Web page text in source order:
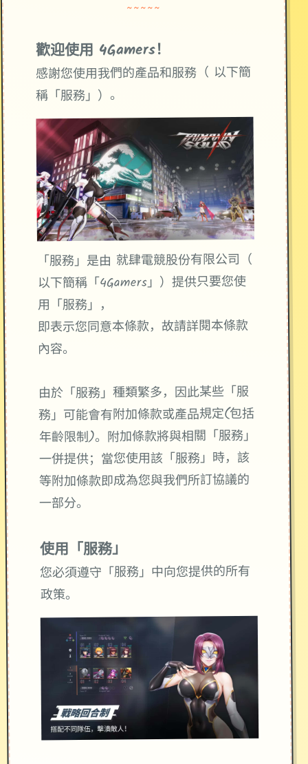
~~~~~
歡迎使用 4Gamers！
感謝您使用我們的產品和服務（ 以下簡
稱「服務」）。
「服務」是由 就肆電競股份有限公司（
以下簡稱「4Gamers」）提供只要您使
用「服務」，
即表示您同意本條款，故請詳閱本條款
內容。
由於「服務」種類繁多，因此某些「服
務」可能會有附加條款或產品規定(包括
年齡限制)。附加條款將與相關「服務」
一併提供；當您使用該「服務」時，該
等附加條款即成為您與我們所訂協議的
一部分。
使用「服務」
您必須遵守「服務」中向您提供的所有
政策。